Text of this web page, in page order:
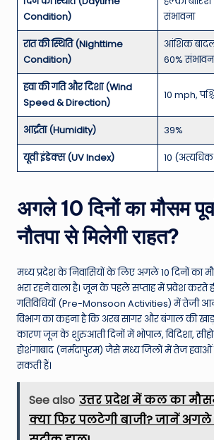
Condition)
संभावना
रात की स्थिति (Nighttime
Condition)
आंशिक
60%
हवा की गति और दिशा (Wind
Speed & Direction)
10 mph,
आर्द्रता (Humidity) 39%
यूवी इंडेक्स (UV Index) 10 (अत्यधिक
अगले 10 दिनों का मौसम
नौतपा से मिलेगी राहत?
मध्य प्रदेश के निवासियों के लिए अगले 10 दिनों का
भरा रहने वाला है। जून के पहले सप्ताह में प्रवेश करते
गतिविधियों (Pre-Monsoon Activities) में तेजी
विभाग का कहना है कि अरब सागर और बंगाल की
कारण जून के शुरुआती दिनों में भोपाल, विदिशा,
होशंगाबाद (नर्मदापुरम) जैसे मध्य जिलों में तेज
सकती हैं।
See also उत्तर प्रदेश में कल का
क्या फिर पलटेगी बाजी? जानें अगले